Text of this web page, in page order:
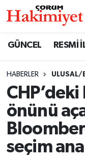
GÜNCEL RESMİ
HABERLER ULUSAL/
CHP’deki
önünü
seçim
SAĞLIK
ASAYİŞ
EKONOMİ
Nöbetçi
Çorum
Trafik Durumu
Süper Lig